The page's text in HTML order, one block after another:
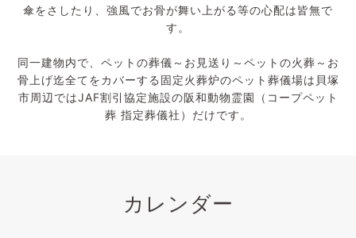
傘をさしたり、強風でお骨が舞い上がる等の心配は皆無で
す。
同一建物内で、ペットの葬儀～お見送り～ペットの火葬～お
骨上げ迄全てをカバーする固定火葬炉のペット葬儀場は貝塚
市周辺ではJAF割引協定施設の阪和動物霊園（コープペット
葬 指定葬儀社）だけです。
カレンダー